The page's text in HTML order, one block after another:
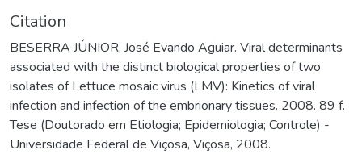
Citation
BESERRA JÚNIOR, José Evando Aguiar. Viral determinants
associated with the distinct biological properties of two
isolates of Lettuce mosaic virus (LMV): Kinetics of viral
infection and infection of the embrionary tissues. 2008. 89 f.
Tese (Doutorado em Etiologia; Epidemiologia; Controle) -
Universidade Federal de Viçosa, Viçosa, 2008.